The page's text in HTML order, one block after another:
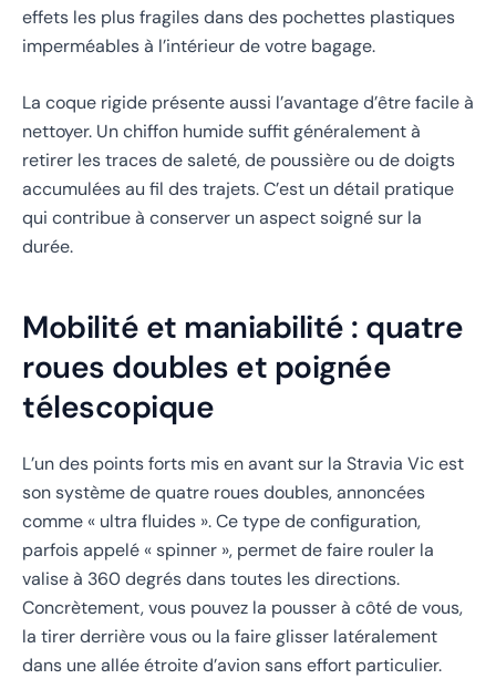
effets les plus fragiles dans des pochettes plastiques
imperméables à l’intérieur de votre bagage.
La coque rigide présente aussi l’avantage d’être facile à
nettoyer. Un chiffon humide suffit généralement à
retirer les traces de saleté, de poussière ou de doigts
accumulées au fil des trajets. C’est un détail pratique
qui contribue à conserver un aspect soigné sur la
durée.
Mobilité et maniabilité : quatre
roues doubles et poignée
télescopique
L’un des points forts mis en avant sur la Stravia Vic est
son système de quatre roues doubles, annoncées
comme « ultra fluides ». Ce type de configuration,
parfois appelé « spinner », permet de faire rouler la
valise à 360 degrés dans toutes les directions.
Concrètement, vous pouvez la pousser à côté de vous,
la tirer derrière vous ou la faire glisser latéralement
dans une allée étroite d’avion sans effort particulier.